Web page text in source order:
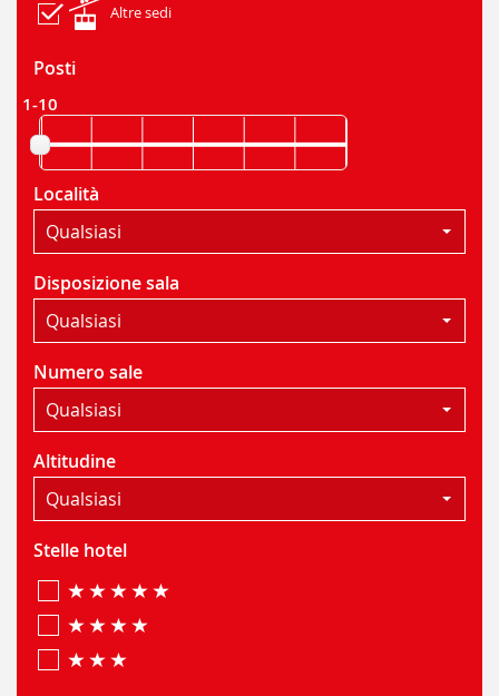
Altre sedi
Posti
1-10
Località
Qualsiasi
Disposizione sala
Qualsiasi
Numero sale
Qualsiasi
Altitudine
Qualsiasi
Stelle hotel